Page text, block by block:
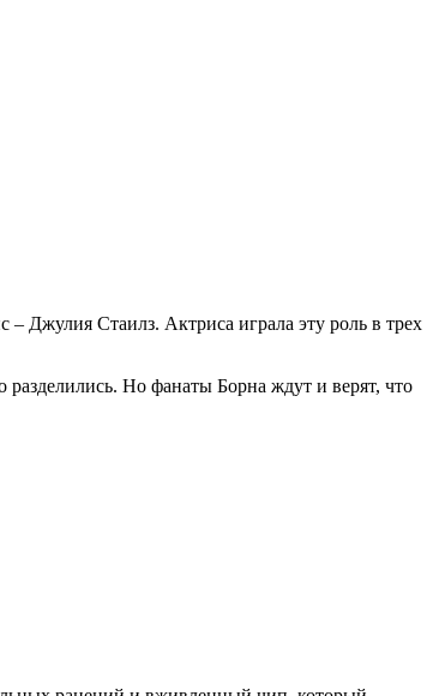
Джулия Стаилз. Актриса играла эту роль в трех
разделились. Но фанаты Борна ждут и верят, что